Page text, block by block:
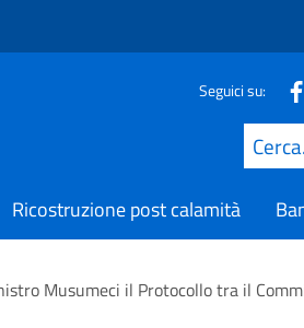
Seguici su:
Cerca
Ricostruzione post calamità
Musumeci il Protocollo tra il